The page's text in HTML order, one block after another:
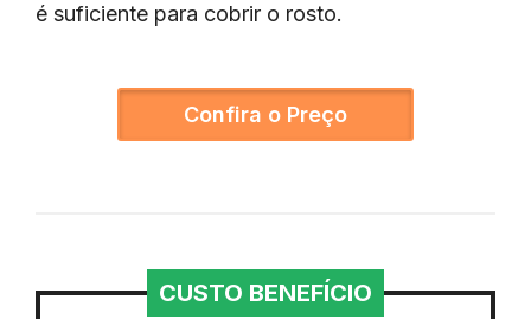
é suficiente para cobrir o rosto.
Confira o Preço
CUSTO BENEFÍCIO